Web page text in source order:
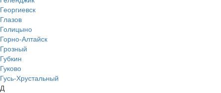
Георгиевск
Глазов
Голицыно
Горно-Алтайск
Грозный
Губкин
Гуково
Гусь-Хрустальный
Д